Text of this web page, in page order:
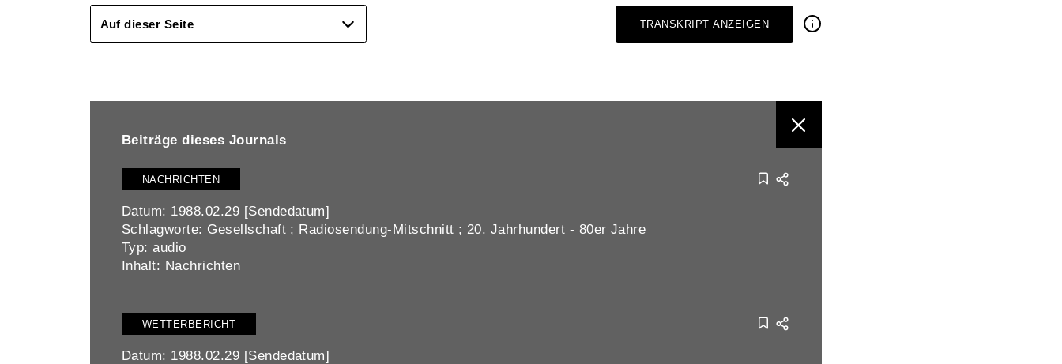
Auf dieser Seite TRANSKRIPT ANZEIGEN
Beiträge dieses Journals
NACHRICHTEN
Datum: 1988.02.29 [Sendedatum]
Schlagworte: Gesellschaft ; Radiosendung-Mitschnitt ; 20. Jahrhundert - 80er Jahre
Typ: audio
Inhalt: Nachrichten
WETTERBERICHT
Datum: 1988.02.29 [Sendedatum]